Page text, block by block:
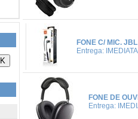
FONE C/ MIC.
Entrega: IMEDIATA
FONE DE
Entrega: